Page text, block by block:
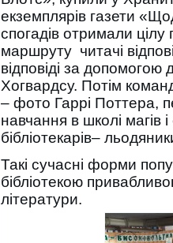
екземплярів газети
спогадів отримали
маршруту читачі
відповіді за
Хогвардсу. Потім
– фото Гаррі Поттера,
навчання в школі магів
бібліотекарів–
Такі сучасні форми
бібліотекою
літератури.